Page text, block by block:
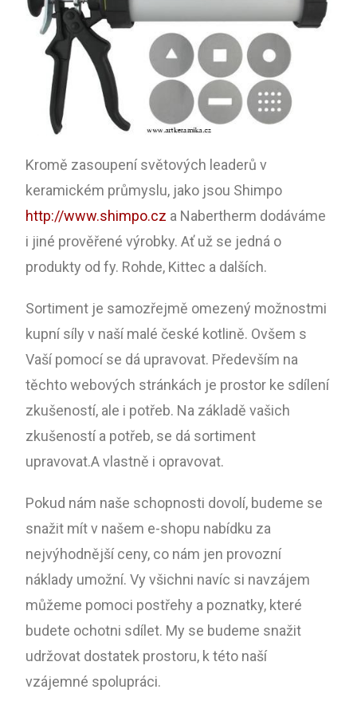
Kromě zasoupení světových leaderů v
keramickém průmyslu, jako jsou Shimpo
http://www.shimpo.cz a Nabertherm dodáváme
i jiné prověřené výrobky. Ať už se jedná o
produkty od fy. Rohde, Kittec a dalších.
Sortiment je samozřejmě omezený možnostmi
kupní síly v naší malé české kotlině. Ovšem s
Vaší pomocí se dá upravovat. Především na
těchto webových stránkách je prostor ke sdílení
zkušeností, ale i potřeb. Na základě vašich
zkušeností a potřeb, se dá sortiment
upravovat.A vlastně i opravovat.
Pokud nám naše schopnosti dovolí, budeme se
snažit mít v našem e-shopu nabídku za
nejvýhodnější ceny, co nám jen provozní
náklady umožní. Vy všichni navíc si navzájem
můžeme pomoci postřehy a poznatky, které
budete ochotni sdílet. My se budeme snažit
udržovat dostatek prostoru, k této naší
vzájemné spolupráci.